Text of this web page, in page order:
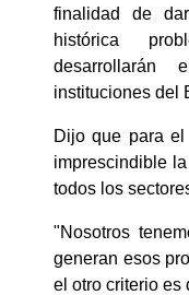
finalidad de
histórica
desarrollarán
instituciones del
Dijo que para
imprescindible
todos los
"Nosotros
generan esos
el otro criterio es